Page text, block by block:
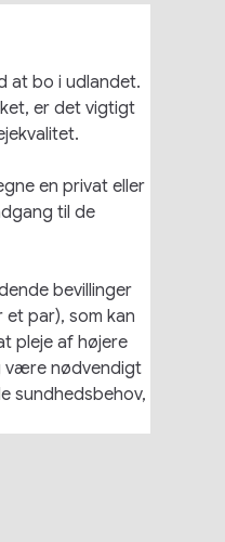
at bo i udlandet.
er det vigtigt
en privat eller
til de
bevillinger
par), som kan
pleje af højere
være nødvendigt
sundhedsbehov,